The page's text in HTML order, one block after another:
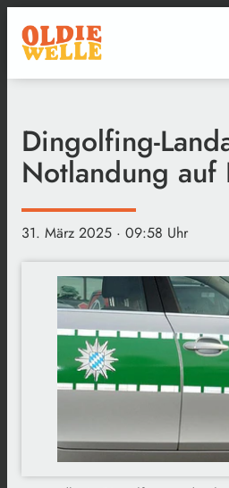
Dingolfing-
Notlandung auf
31. März 2025 · 09:58 Uhr